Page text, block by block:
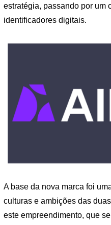
estratégia, passando por um
identificadores digitais.
A base da nova marca foi
culturas e ambições das
este empreendimento, que